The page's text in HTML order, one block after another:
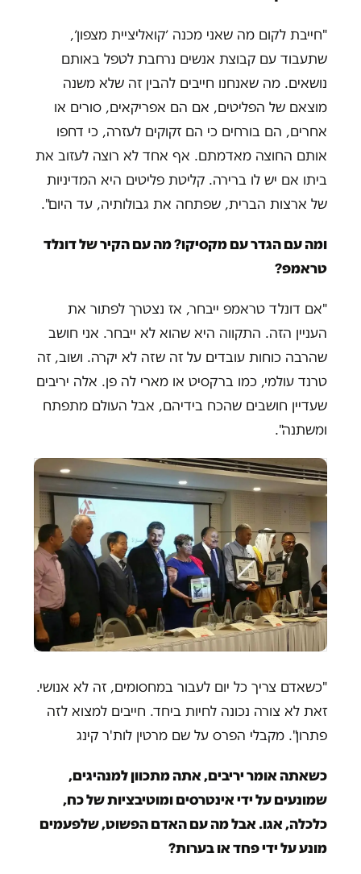
"חייבת לקום מה שאני מכנה ׳קואליציית מצפון׳,
שתעבוד עם קבוצת אנשים נרחבת לטפל באותם
נושאים. מה שאנחנו חייבים להבין זה שלא משנה
מוצאם של הפליטים, אם הם אפריקאים, סורים או
אחרים, הם בורחים כי הם זקוקים לעזרה, כי דחפו
אותם החוצה מאדמתם. אף אחד לא רוצה לעזוב את
ביתו אם יש לו ברירה. קליטת פליטים היא המדיניות
של ארצות הברית, שפתחה את גבולותיה, עד היום".
ומה עם הגדר עם מקסיקו? מה עם הקיר של דונלד
טראמפ?
"אם דונלד טראמפ ייבחר, אז נצטרך לפתור את
העניין הזה. התקווה היא שהוא לא ייבחר. אני חושב
שהרבה כוחות עובדים על זה שזה לא יקרה. ושוב, זה
טרנד עולמי, כמו ברקסיט או מארי לה פן. אלה יריבים
שעדיין חושבים שהכח בידיהם, אבל העולם מתפתח
ומשתנה".
"כשאדם צריך כל יום לעבור במחסומים, זה לא אנושי.
זאת לא צורה נכונה לחיות ביחד. חייבים למצוא לזה
פתרון". מקבלי הפרס על שם מרטין לות'ר קינג
כשאתה אומר יריבים, אתה מתכוון למנהיגים,
שמונעים על ידי אינטרסים ומוטיבציות של כח,
כלכלה, אגו. אבל מה עם האדם הפשוט, שלפעמים
מונע על ידי פחד או בערות?